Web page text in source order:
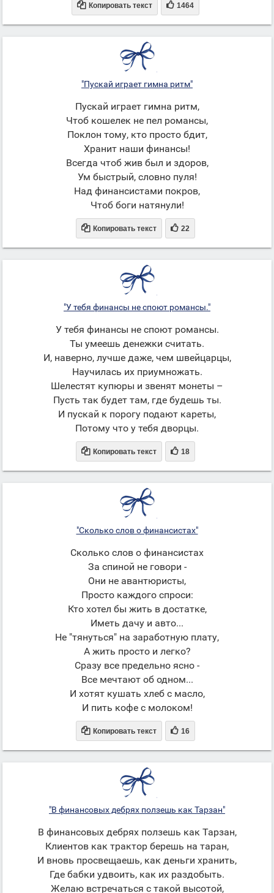
 Копировать текст  1464
"Пускай играет гимна ритм"
Пускай играет гимна ритм,
Чтоб кошелек не пел романсы,
Поклон тому, кто просто бдит,
Хранит наши финансы!
Всегда чтоб жив был и здоров,
Ум быстрый, словно пуля!
Над финансистами покров,
Чтоб боги натянули!
 Копировать текст  22
"У тебя финансы не споют романсы."
У тебя финансы не споют романсы.
Ты умеешь денежки считать.
И, наверно, лучше даже, чем швейцарцы,
Научилась их приумножать.
Шелестят купюры и звенят монеты –
Пусть так будет там, где будешь ты.
И пускай к порогу подают кареты,
Потому что у тебя дворцы.
 Копировать текст  18
"Сколько слов о финансистах"
Сколько слов о финансистах
За спиной не говори -
Они не авантюристы,
Просто каждого спроси:
Кто хотел бы жить в достатке,
Иметь дачу и авто...
Не "тянуться" на заработную плату,
А жить просто и легко?
Сразу все предельно ясно -
Все мечтают об одном...
И хотят кушать хлеб с масло,
И пить кофе с молоком!
 Копировать текст  16
"В финансовых дебрях ползешь как Тарзан"
В финансовых дебрях ползешь как Тарзан,
Клиентов как трактор берешь на таран,
И вновь просвещаешь, как деньги хранить,
Где бабки удвоить, как их раздобыть.
Желаю встречаться с такой высотой,